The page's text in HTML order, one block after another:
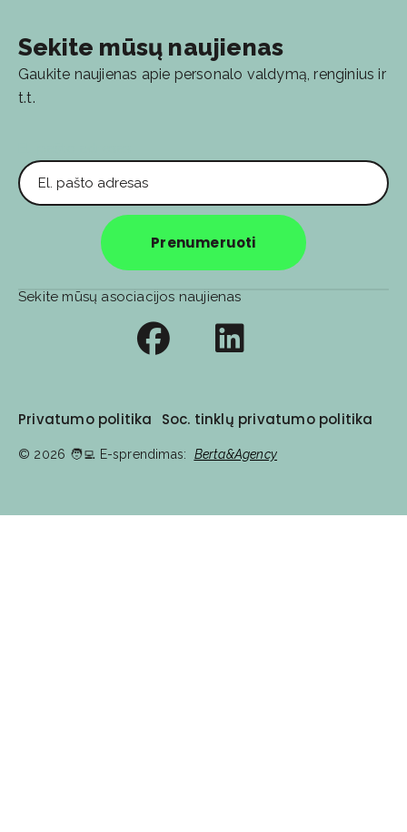
Sekite mūsų naujienas
Gaukite naujienas apie personalo valdymą, renginius ir
t.t.
Prenumeruoti
Privatumo politika Soc. tinklų privatumo politika
© 2026 🧑‍💻️ E-sprendimas: Berta&Agency
Sekite mūsų asociacijos naujienas